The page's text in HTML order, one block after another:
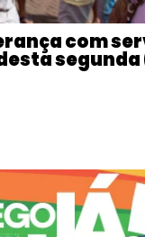
com
segunda